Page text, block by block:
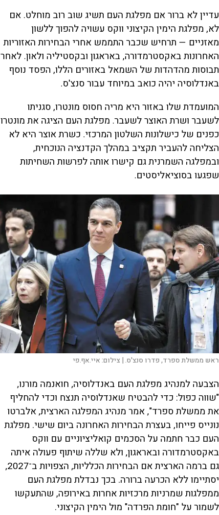
עדיין לא ברור אם מפלגת העם תשיג שוב רוב מוחלט. אם
לא, מפלגת הימין הקיצוני ווקס עשויה להפוך ללשון
מאזניים — תרחיש שכבר התממש אחרי הבחירות האזוריות
האחרונות באקסטרמדורה, באראגון ובקסטיליה ולאון. לאחר
תבוסות מהדהדות של השמאל באזורים הללו, הפסד נוסף
באנדלוסיה יהיה כואב במיוחד עבור סנצ'ס.
המועמדת שלו באזור היא מריה חסוס מונטרו, סגניתו
לשעבר ושרת האוצר לשעבר. מפלגת העם הציגה את מונטרו
כפנים של כישלונות השלטון המרכזי. כשרת אוצר היא לא
הצליחה להעביר תקציב במהלך הקדנציה הנוכחית,
ובמפלגה השמרנית גם קישרו אותה לפרשות השחיתות
שפגעו בסוציאליסטים.
ראש ממשלת ספרד, פדרו סנצ'ס. | צילום:איי.אף.פי
הצבעה למנהיג מפלגת העם באנדלוסיה, חואנמה מורנו,
"שווה כפול: כדי להבטיח שאנדלוסיה תנצח וכדי להחליף
את ממשלת ספרד", אמר מנהיג המפלגה הארצית, אלברטו
נונייס פייחו, בעצרת הבחירות האחרונה ביום שישי. מפלגת
העם כבר חתמה על הסכמים קואליציוניים עם ווקס
באקסטרמדורה ובאראגון, ולא שללה שיתוף פעולה איתה
גם ברמה הארצית אם הבחירות הכלליות, הצפויות ב־2027,
יסתיימו ללא הכרעה ברורה. בכך נבדלת מפלגת העם
ממפלגות שמרניות מרכזיות אחרות באירופה, שהתעקשו
לשמור על "חומת הפרדה" מול הימין הקיצוני.